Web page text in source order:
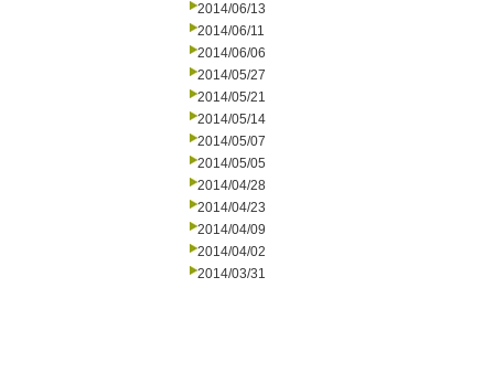
2014/06/13
2014/06/11
2014/06/06
2014/05/27
2014/05/21
2014/05/14
2014/05/07
2014/05/05
2014/04/28
2014/04/23
2014/04/09
2014/04/02
2014/03/31